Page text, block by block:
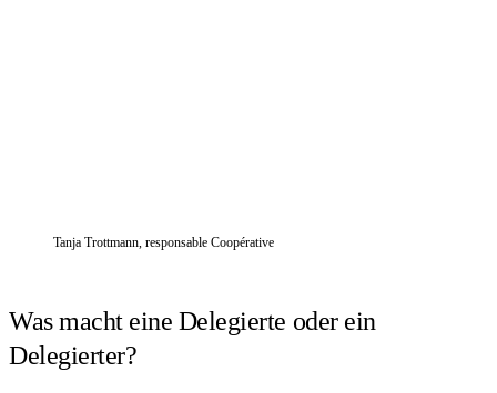
Tanja Trottmann, responsable Coopérative
Was macht eine Delegierte oder ein
Delegierter?